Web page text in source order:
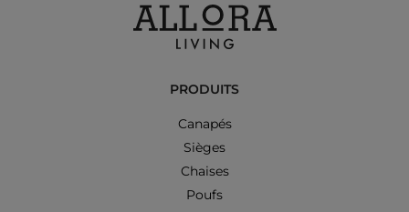
PRODUITS
Canapés
Sièges
Chaises
Poufs